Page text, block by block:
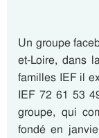
Un groupe
et-Loire, dans
familles IEF il
IEF 72 61 53
groupe, qui
fondé en